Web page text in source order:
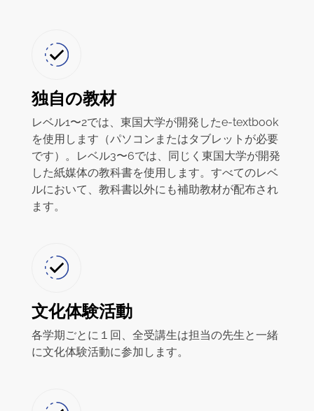
独自の教材
レベル1〜2では、東国大学が開発したe-textbook
を使用します（パソコンまたはタブレットが必要
です）。レベル3〜6では、同じく東国大学が開発
した紙媒体の教科書を使用します。すべてのレベ
ルにおいて、教科書以外にも補助教材が配布され
ます。
文化体験活動
各学期ごとに１回、全受講生は担当の先生と一緒
に文化体験活動に参加します。